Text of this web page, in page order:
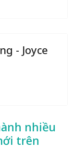
- Joyce
nhiều
trên